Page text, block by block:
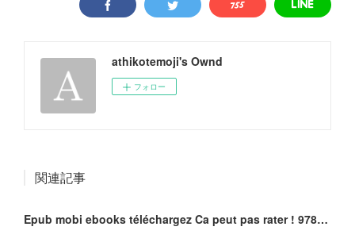
athikotemoji's Ownd
フォロー
関連記事
Epub mobi ebooks téléchargez Ca peut pas rater ! 9782266265966